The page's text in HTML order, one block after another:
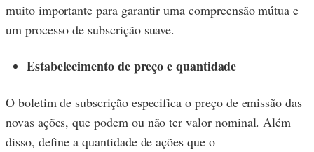
muito importante para garantir uma compreensão mútua e
um processo de subscrição suave.
Estabelecimento de preço e quantidade
O boletim de subscrição especifica o preço de emissão das
novas ações, que podem ou não ter valor nominal. Além
disso, define a quantidade de ações que o